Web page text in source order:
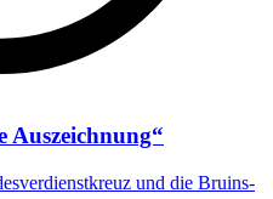
Auszeichnung“
und die Bruins-